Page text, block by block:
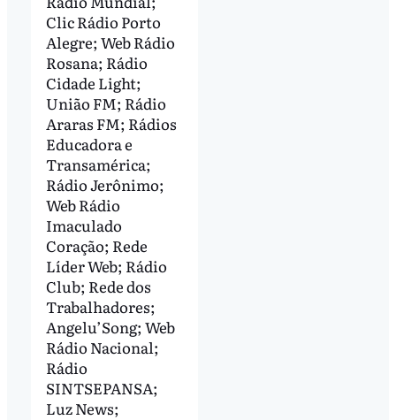
Clic Rádio Porto
Alegre; Web Rádio
Rosana; Rádio
Cidade Light;
União FM; Rádio
Araras FM; Rádios
Educadora e
Transamérica;
Rádio Jerônimo;
Web Rádio
Imaculado
Coração; Rede
Líder Web; Rádio
Club; Rede dos
Trabalhadores;
Angelu’Song; Web
Rádio Nacional;
Rádio
SINTSEPANSA;
Luz News;